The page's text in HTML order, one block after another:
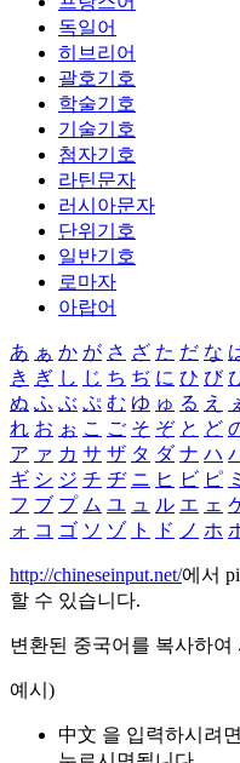
독일어
히브리어
괄호기호
학술기호
기술기호
첨자기호
라틴문자
러시아문자
단위기호
일반기호
로마자
아랍어
あ ぁ か が さ ざ た だ な
き ぎ し じ ち ぢ に ひ び
ぬ ふ ぶ ぷ む ゆ ゅ る え ぇ
れ お ぉ こ ご そ ぞ と ど
ア ァ カ サ ザ タ ダ ナ ハ
ギ シ ジ チ ヂ ニ ヒ ビ ピ ミ
フ ブ プ ム ユ ュ ル エ ェ
ォ コ ゴ ソ ゾ ト ド ノ ホ
http://chineseinput.net/에서
할 수 있습니다.
변환된 중국어를 복사하여
예시)
中文 을 입력하시려면